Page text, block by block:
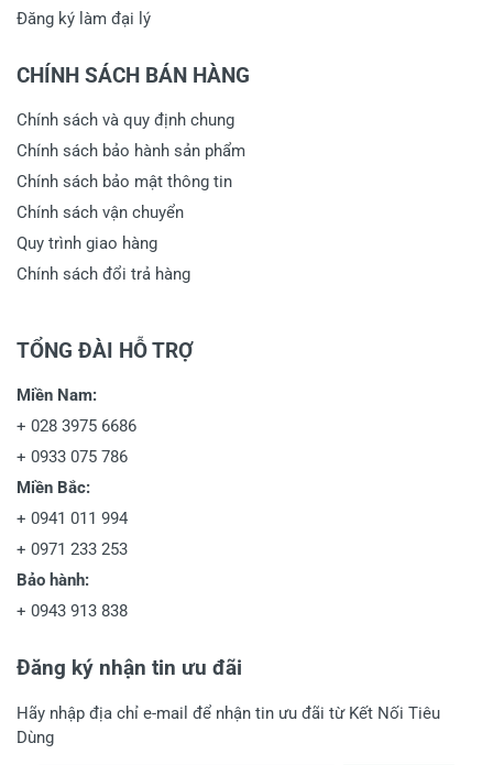
Đăng ký làm đại lý
CHÍNH SÁCH BÁN HÀNG
Chính sách và quy định chung
Chính sách bảo hành sản phẩm
Chính sách bảo mật thông tin
Chính sách vận chuyển
Quy trình giao hàng
Chính sách đổi trả hàng
TỔNG ĐÀI HỖ TRỢ
Miền Nam:
+ 028 3975 6686
+ 0933 075 786
Miền Bắc:
+ 0941 011 994
+ 0971 233 253
Bảo hành:
+ 0943 913 838
Đăng ký nhận tin ưu đãi
Hãy nhập địa chỉ e-mail để nhận tin ưu đãi từ Kết Nối Tiêu
Dùng